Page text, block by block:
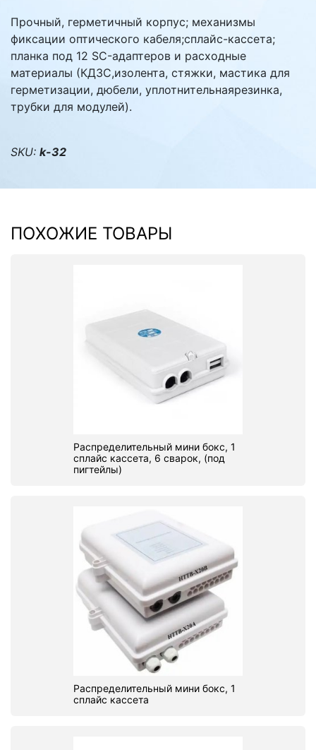
Прочный, герметичный корпус; механизмы
фиксации оптического кабеля;сплайс-кассета;
планка под 12 SC-адаптеров и расходные
материалы (КДЗС,изолента, стяжки, мастика для
герметизации, дюбели, уплотнительнаярезинка,
трубки для модулей).
SKU: k-32
ПОХОЖИЕ ТОВАРЫ
Распределительный мини бокс, 1
сплайс кассета, 6 сварок, (под
пигтейлы)
Распределительный мини бокс, 1
сплайс кассета